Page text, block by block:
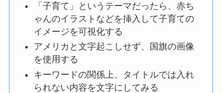
「子育て」というテーマだったら、赤ち
ゃんのイラストなどを挿入して子育ての
イメージを可視化する
アメリカと文字起こしせず、国旗の画像
を使用する
キーワードの関係上、タイトルでは入れ
られない内容を文字にしてみる